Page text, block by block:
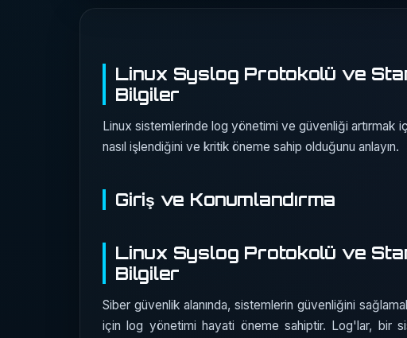
Linux Syslog Protokolü ve
Bilgiler
Linux sistemlerinde log yönetimi ve güvenliği artırmak
nasıl işlendiğini ve kritik öneme sahip olduğunu anlayın.
Giriş ve Konumlandırma
Linux Syslog Protokolü ve
Bilgiler
Siber güvenlik alanında, sistemlerin güvenliğini
için log yönetimi hayati öneme sahiptir. Log'lar, bir